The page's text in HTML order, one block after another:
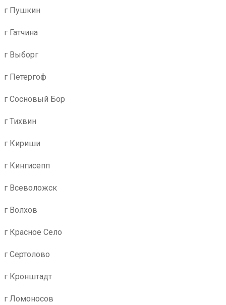
г Пушкин
г Гатчина
г Выборг
г Петергоф
г Сосновый Бор
г Тихвин
г Кириши
г Кингисепп
г Всеволожск
г Волхов
г Красное Село
г Сертолово
г Кронштадт
г Ломоносов